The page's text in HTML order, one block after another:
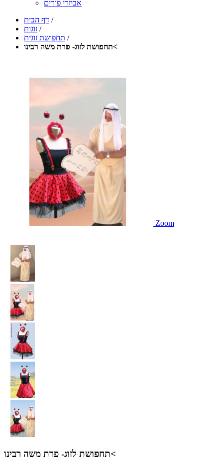
אביזרי פורים
דף הבית /
זוגות /
תחפושת זוגית /
תחפושת לזוג- פרת משה רבינו<
Zoom
תחפושת לזוג- פרת משה רבינו<